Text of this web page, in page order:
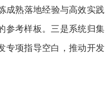
成熟落地经验与高效实践
参考样板。三是系统归集
专项指导空白，推动开发